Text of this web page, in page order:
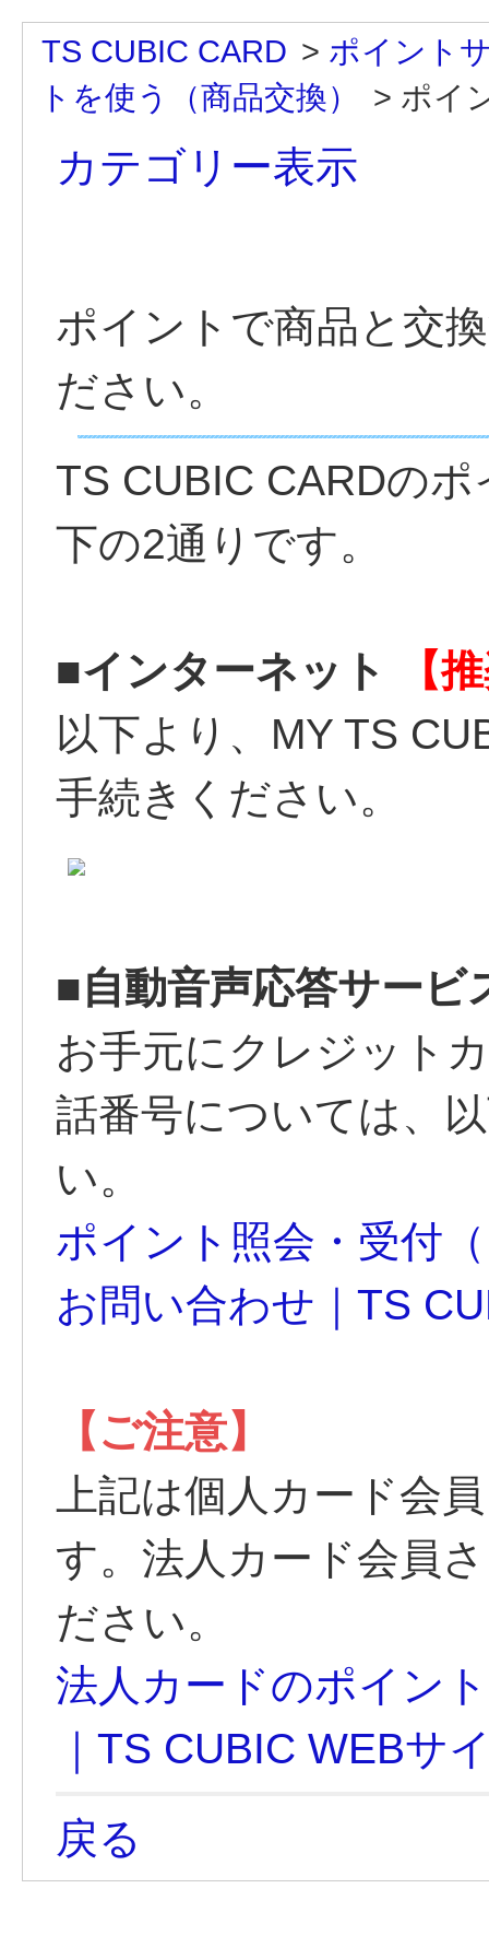
TS CUBIC CARD > ポイント
トを使う（商品交換）
> ポイ
カテゴリー表示
ポイントで商品と交
ださい。
TS CUBIC CARDの
下の2通りです。
■インターネット
【
以下より、MY TS
手続きください。
■自動音声応答サービ
お手元にクレジット
話番号については、
い。
ポイント照会・受付
お問い合わせ｜TS
【ご注意】
上記は個人カード会
す。法人カード会員
ださい。
法人カードのポイン
｜TS CUBIC WEBサ
戻る